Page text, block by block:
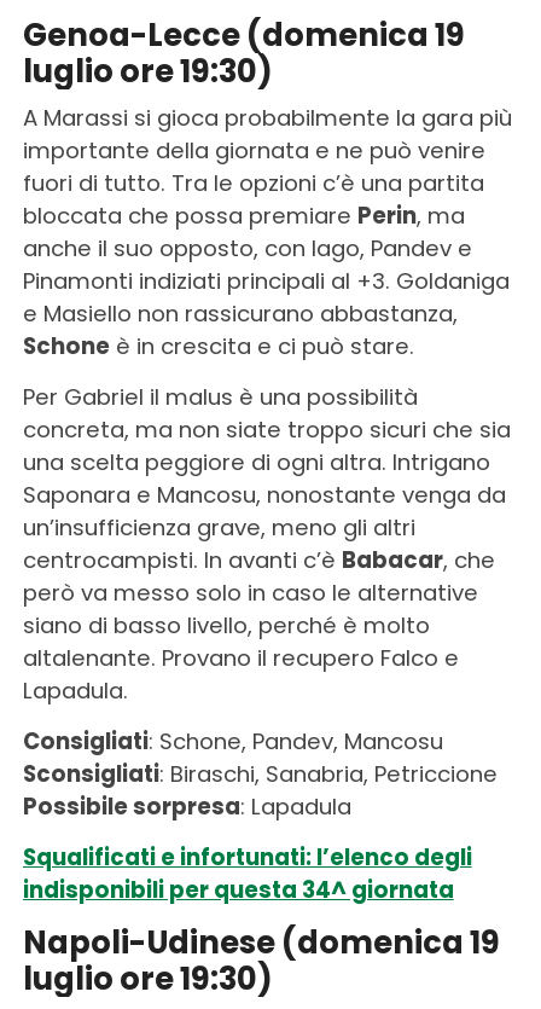
Genoa-Lecce (domenica 19
luglio ore 19:30)
A Marassi si gioca probabilmente la gara più
importante della giornata e ne può venire
fuori di tutto. Tra le opzioni c’è una partita
bloccata che possa premiare Perin, ma
anche il suo opposto, con Iago, Pandev e
Pinamonti indiziati principali al +3. Goldaniga
e Masiello non rassicurano abbastanza,
Schoneè in crescita e ci può stare.
Per Gabriel il malus è una possibilità
concreta, ma non siate troppo sicuri che sia
una scelta peggiore di ogni altra. Intrigano
Saponara e Mancosu, nonostante venga da
un’insufficienza grave, meno gli altri
centrocampisti. In avanti c’è Babacar, che
però va messo solo in caso le alternative
siano di basso livello, perché è molto
altalenante. Provano il recupero Falco e
Lapadula.
Consigliati: Schone, Pandev, Mancosu
Sconsigliati: Biraschi, Sanabria, Petriccione
Possibile sorpresa: Lapadula
Squalificati e infortunati: l’elenco degli
indisponibili per questa 34^ giornata
Napoli-Udinese (domenica 19
luglio ore 19:30)